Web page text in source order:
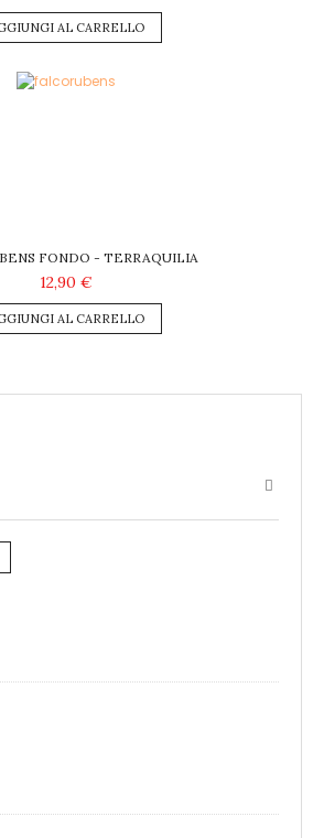
AL CARRELLO
FONDO - TERRAQUILIA
12,90 €
AL CARRELLO